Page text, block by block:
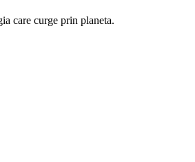
care curge prin planeta.